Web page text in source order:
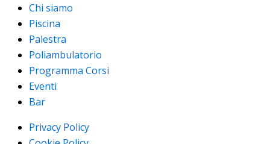
Chi siamo
Piscina
Palestra
Poliambulatorio
Programma Corsi
Eventi
Bar
Privacy Policy